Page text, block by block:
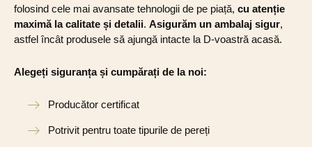
folosind cele mai avansate tehnologii de pe piață, cu atenție
maximă la calitate și detalii. Asigurăm un ambalaj sigur,
astfel încât produsele să ajungă intacte la D-voastră acasă.
Alegeți siguranța și cumpărați de la noi:
Producător certificat
Potrivit pentru toate tipurile de pereți